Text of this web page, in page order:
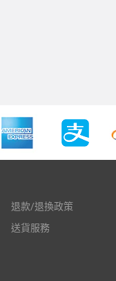
退款/退換政策
送貨服務